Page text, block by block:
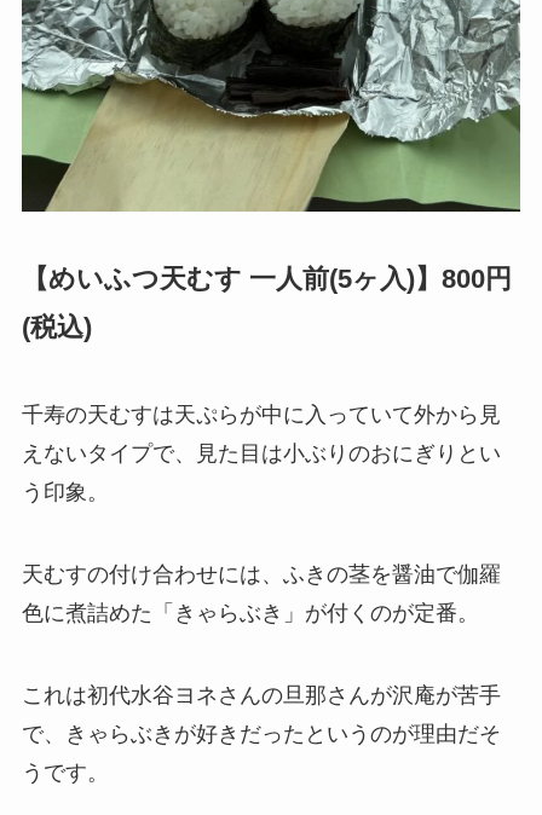
【めいふつ天むす 一人前(5ヶ入)】800円
(税込)
千寿の天むすは天ぷらが中に入っていて外から見
えないタイプで、見た目は小ぶりのおにぎりとい
う印象。
天むすの付け合わせには、ふきの茎を醤油で伽羅
色に煮詰めた「きゃらぶき」が付くのが定番。
これは初代水谷ヨネさんの旦那さんが沢庵が苦手
で、きゃらぶきが好きだったというのが理由だそ
うです。